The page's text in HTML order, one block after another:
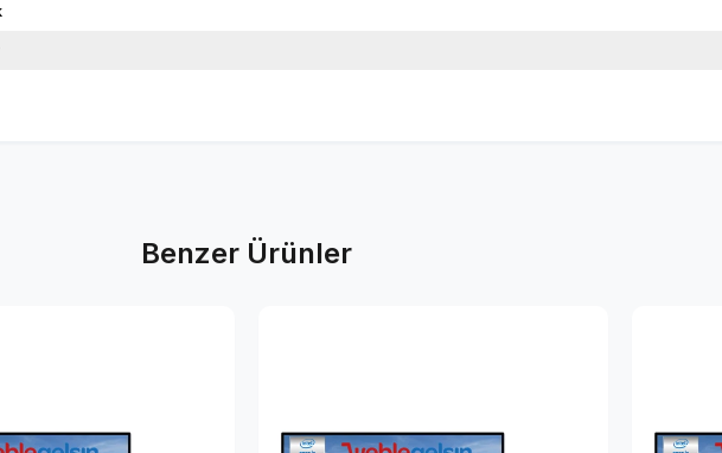
Benzer Ürünler